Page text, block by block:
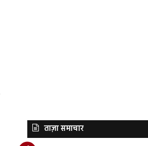
ताज़ा समाचार